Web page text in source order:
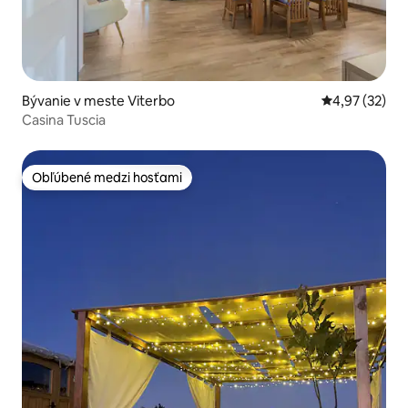
Bývanie v meste Viterbo Priemerné
4,97 (32)
Casina Tuscia
Obľúbené medzi hosťami
Obľúbené medzi hosťami